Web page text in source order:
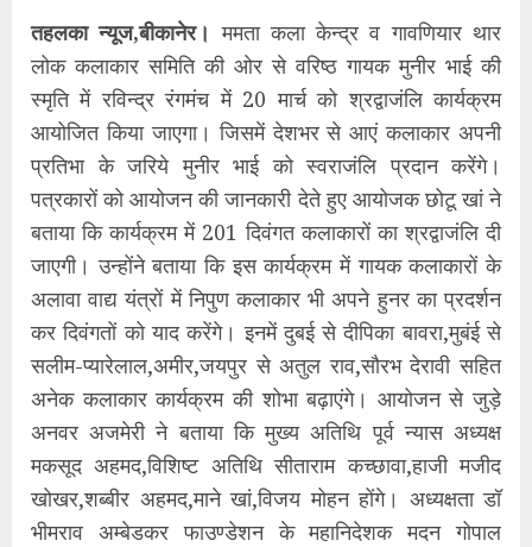
तहलका न्यूज,बीकानेर। ममता कला केन्द्र व गावणियार थार
लोक कलाकार समिति की ओर से वरिष्ठ गायक मुनीर भाई की
स्मृति में रविन्द्र रंगमंच में 20 मार्च को श्रद्वाजंलि कार्यक्रम
आयोजित किया जाएगा। जिसमें देशभर से आएं कलाकार अपनी
प्रतिभा के जरिये मुनीर भाई को स्वराजंलि प्रदान करेंगे।
पत्रकारों को आयोजन की जानकारी देते हुए आयोजक छोटू खां ने
बताया कि कार्यक्रम में 201 दिवंगत कलाकारों का श्रद्वाजंलि दी
जाएगी। उन्होंने बताया कि इस कार्यक्रम में गायक कलाकारों के
अलावा वाद्य यंत्रों में निपुण कलाकार भी अपने हुनर का प्रदर्शन
कर दिवंगतों को याद करेंगे। इनमें दुबई से दीपिका बावरा,मुबंई से
सलीम-प्यारेलाल,अमीर,जयपुर से अतुल राव,सौरभ देरावी सहित
अनेक कलाकार कार्यक्रम की शोभा बढ़ाएंगे। आयोजन से जुड़े
अनवर अजमेरी ने बताया कि मुख्य अतिथि पूर्व न्यास अध्यक्ष
मकसूद अहमद,विशिष्ट अतिथि सीताराम कच्छावा,हाजी मजीद
खोखर,शब्बीर अहमद,माने खां,विजय मोहन होंगे। अध्यक्षता डॉ
भीमराव अम्बेडकर फाउण्डेशन के महानिदेशक मदन गोपाल